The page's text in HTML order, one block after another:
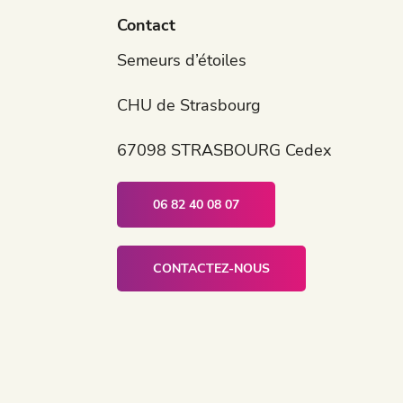
Contact
Semeurs d’étoiles
CHU de Strasbourg
67098 STRASBOURG Cedex
06 82 40 08 07
CONTACTEZ-NOUS